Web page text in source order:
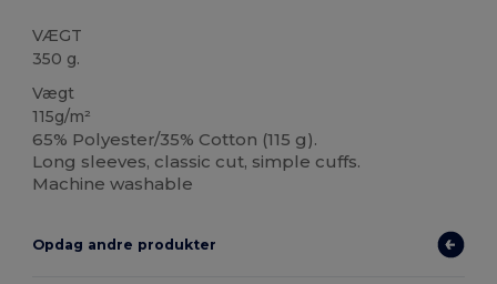
VÆGT
350 g.
Vægt
115g/m²
65% Polyester/35% Cotton (115 g).
Long sleeves, classic cut, simple cuffs.
Machine washable
Opdag andre produkter